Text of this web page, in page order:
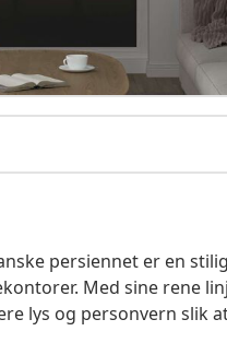
persiennet er en
Med sine rene
lys og personvern